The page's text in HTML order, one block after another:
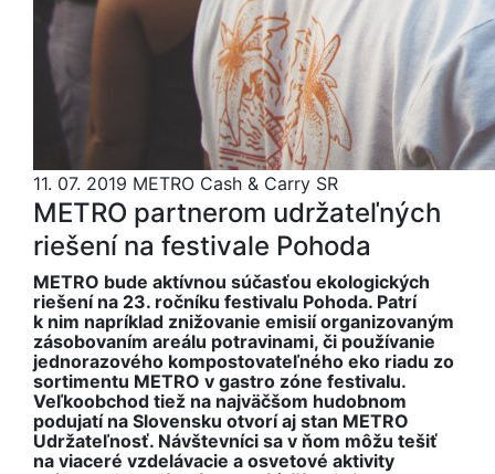
11. 07. 2019 METRO Cash & Carry SR
METRO partnerom udržateľných
riešení na festivale Pohoda
METRO bude aktívnou súčasťou ekologických
riešení na 23. ročníku festivalu Pohoda. Patrí
k nim napríklad znižovanie emisií organizovaným
zásobovaním areálu potravinami, či používanie
jednorazového kompostovateľného eko riadu zo
sortimentu METRO v gastro zóne festivalu.
Veľkoobchod tiež na najväčšom hudobnom
podujatí na Slovensku otvorí aj stan METRO
Udržateľnosť. Návštevníci sa v ňom môžu tešiť
na viaceré vzdelávacie a osvetové aktivity